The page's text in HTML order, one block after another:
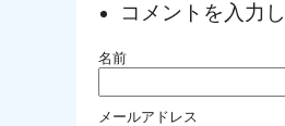
コメントを入力
名前
メールアドレス